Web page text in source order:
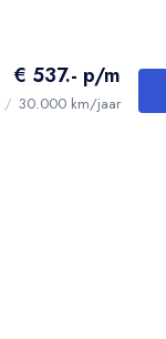
€ 537.- p/m
/ 30.000 km/jaar